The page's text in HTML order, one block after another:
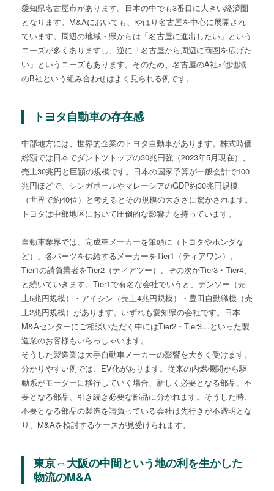
愛知県名古屋市があります。日本の中でも3番目に大きい経済圏
となります。M&Aにおいても、やはり名古屋を中心に展開され
ています。周辺の地域・県からは「名古屋に進出したい」という
ニーズが多くありますし、逆に「名古屋から周辺に商圏を広げた
い」というニーズもあります。そのため、名古屋のA社×他地域
のB社という組み合わせはよく見られる例です。
トヨタ自動車の存在感
中部地方には、世界的企業のトヨタ自動車があります。株式時価
総額では日本でダントツトップの30兆円強（2023年5月現在）、
売上30兆円と巨額の規模です。日本の国家予算が一般会計で100
兆円ほどで、シンガポールやマレーシアのGDP約30兆円規模
（世界で約40位）と考えるとその規模の大きさに驚かされます。
トヨタは中部地区において圧倒的な影響力を持っています。
自動車業界では、完成車メーカーを筆頭に（トヨタやホンダな
ど）、各パーツを供給するメーカーをTier1（ティアワン）、
Tier1の請負業者をTier2（ティアツー）、その次がTier3・Tier4、
と続いていきます。Tier1で有名な会社でいうと、デンソー（売
上5兆円規模）・アイシン（売上4兆円規模）・豊田自動織機（売
上2兆円規模）があります。いずれも愛知県の会社です。日本
M&Aセンターにご相談いただく中にはTier2・Tier3…といった製
造業のお客様もいらっしゃいます。
そうした製造業は大手自動車メーカーの影響を大きく受けます。
分かりやすい例では、EV化があります。従来の内燃機関から駆
動系がモーターに移行していく場合、新しく必要となる部品、不
要となる部品、引き続き必要な部品に分かれます。そうした時、
不要となる部品の製造を請負っている会社は先行きが不透明とな
り、M&Aを検討するケースが見受けられます。
東京⇔大阪の中間という地の利を生かした
物流のM&A